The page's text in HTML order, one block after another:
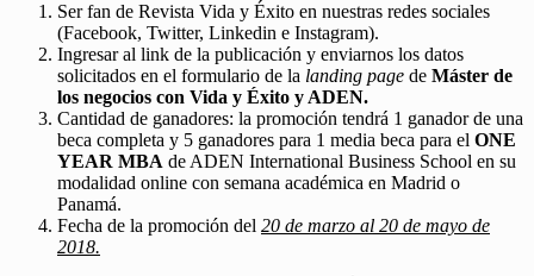
Ser fan de Revista Vida y Éxito en nuestras redes sociales
(Facebook, Twitter, Linkedin e Instagram).
Ingresar al link de la publicación y enviarnos los datos
solicitados en el formulario de la landing page de Máster de
los negocios con Vida y Éxito y ADEN.
Cantidad de ganadores: la promoción tendrá 1 ganador de una
beca completa y 5 ganadores para 1 media beca para el ONE
YEAR MBA de ADEN International Business School en su
modalidad online con semana académica en Madrid o
Panamá.
Fecha de la promoción del 20 de marzo al 20 de mayo de
2018.